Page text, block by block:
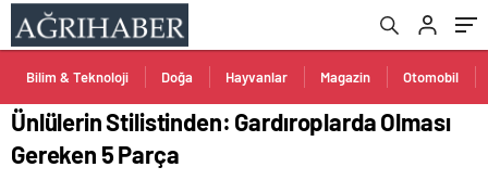
Bilim & Teknoloji Doğa Hayvanlar Magazin Otomobil
Ünlülerin Stilistinden: Gardıroplarda Olması
Gereken 5 Parça